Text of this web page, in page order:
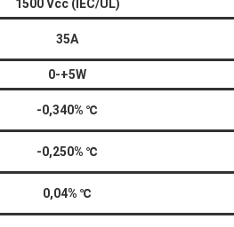
1500 Vcc (IEC/UL)
35A
0-+5W
-0,340% ℃
-0,250% ℃
0,04% ℃